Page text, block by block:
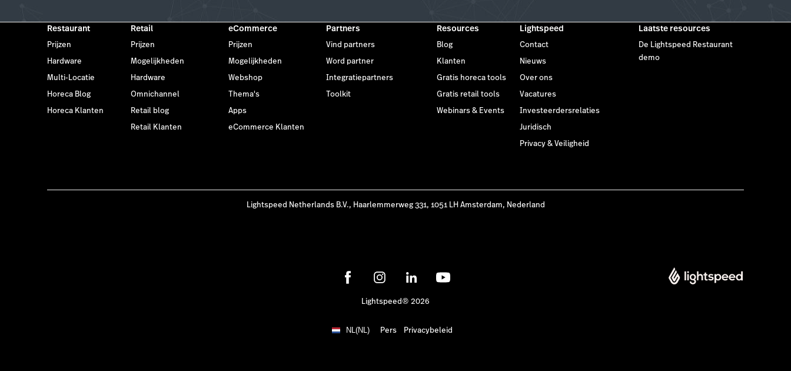
Restaurant
Prijzen
Hardware
Multi-Locatie
Horeca Blog
Horeca Klanten
Retail
Prijzen
Mogelijkheden
Hardware
Omnichannel
Retail blog
Retail Klanten
eCommerce
Prijzen
Mogelijkheden
Webshop
Thema's
Apps
eCommerce Klanten
Partners
Vind partners
Word partner
Integratiepartners
Toolkit
Resources
Blog
Klanten
Gratis horeca tools
Gratis retail tools
Webinars & Events
Lightspeed
Contact
Nieuws
Over ons
Vacatures
Investeerdersrelaties
Juridisch
Privacy & Veiligheid
Laatste resources
De Lightspeed Restaurant
demo
Lightspeed Netherlands B.V., Haarlemmerweg 331, 1051 LH Amsterdam, Nederland
Lightspeed® 2026
NL(NL) Pers Privacybeleid